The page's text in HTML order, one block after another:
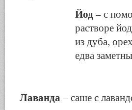
Йод– с
растворе
из дуба,
едва
Лаванда– саше с